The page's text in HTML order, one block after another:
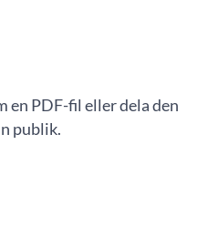
en PDF-fil eller dela den
publik.